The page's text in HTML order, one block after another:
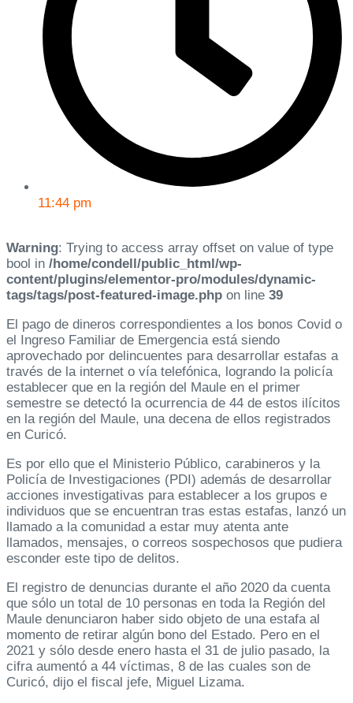
11:44 pm
Warning: Trying to access array offset on value of type
bool in /home/condell/public_html/wp-
content/plugins/elementor-pro/modules/dynamic-
tags/tags/post-featured-image.php on line 39
El pago de dineros correspondientes a los bonos Covid o
el Ingreso Familiar de Emergencia está siendo
aprovechado por delincuentes para desarrollar estafas a
través de la internet o vía telefónica, logrando la policía
establecer que en la región del Maule en el primer
semestre se detectó la ocurrencia de 44 de estos ilícitos
en la región del Maule, una decena de ellos registrados
en Curicó.
Es por ello que el Ministerio Público, carabineros y la
Policía de Investigaciones (PDI) además de desarrollar
acciones investigativas para establecer a los grupos e
individuos que se encuentran tras estas estafas, lanzó un
llamado a la comunidad a estar muy atenta ante
llamados, mensajes, o correos sospechosos que pudiera
esconder este tipo de delitos.
El registro de denuncias durante el año 2020 da cuenta
que sólo un total de 10 personas en toda la Región del
Maule denunciaron haber sido objeto de una estafa al
momento de retirar algún bono del Estado. Pero en el
2021 y sólo desde enero hasta el 31 de julio pasado, la
cifra aumentó a 44 víctimas, 8 de las cuales son de
Curicó, dijo el fiscal jefe, Miguel Lizama.